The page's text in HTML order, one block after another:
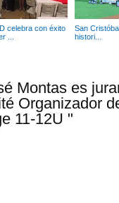
celebra con éxito
...
San
histori...
Montas es
Organizador
11-12U "